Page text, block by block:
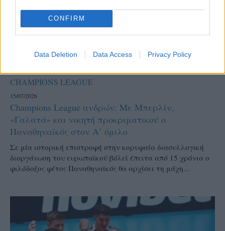
CONFIRM
Data Deletion Data Access Privacy Policy
CHAMPIONS LEAGUE
15/07/2026
Champions League ανδρών: Με Μπερλίν,
«Γαλατά» και νικητή προκριματικού ο
Παναθηναϊκός στον Α’ όμιλο
Σε μία ιστορική επιστροφή στην κορυφαία διασυλλογική
διοργάνωση του ευρωπαϊκού βόλεϊ έπειτα από 15 χρόνια o
φιλόδοξος φέτος Παναθηναϊκός θα αρχίσει τη μάχη...